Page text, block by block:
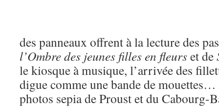
des panneaux offrent à la lecture des
l’Ombre des jeunes filles en fleurset de
le kiosque à musique, l’arrivée des
digue comme une bande de mouettes…
photos sepia de Proust et du Cabourg-